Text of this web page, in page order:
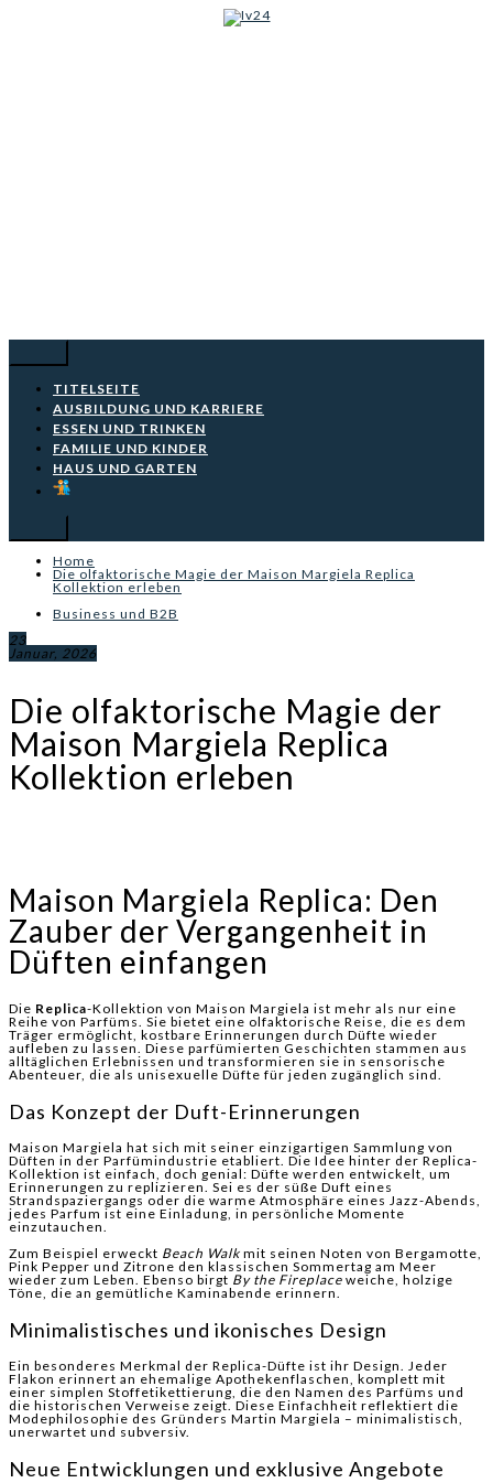
Iv24
TITELSEITE
AUSBILDUNG UND KARRIERE
ESSEN UND TRINKEN
FAMILIE UND KINDER
HAUS UND GARTEN
Home
Die olfaktorische Magie der Maison Margiela Replica
Kollektion erleben
Business und B2B
23
Januar, 2026
Die olfaktorische Magie der
Maison Margiela Replica
Kollektion erleben
Maison Margiela Replica: Den
Zauber der Vergangenheit in
Düften einfangen
Die Replica-Kollektion von Maison Margiela ist mehr als nur eine
Reihe von Parfüms. Sie bietet eine olfaktorische Reise, die es dem
Träger ermöglicht, kostbare Erinnerungen durch Düfte wieder
aufleben zu lassen. Diese parfümierten Geschichten stammen aus
alltäglichen Erlebnissen und transformieren sie in sensorische
Abenteuer, die als unisexuelle Düfte für jeden zugänglich sind.
Das Konzept der Duft-Erinnerungen
Maison Margiela hat sich mit seiner einzigartigen Sammlung von
Düften in der Parfümindustrie etabliert. Die Idee hinter der Replica-
Kollektion ist einfach, doch genial: Düfte werden entwickelt, um
Erinnerungen zu replizieren. Sei es der süße Duft eines
Strandspaziergangs oder die warme Atmosphäre eines Jazz-Abends,
jedes Parfum ist eine Einladung, in persönliche Momente
einzutauchen.
Zum Beispiel erweckt Beach Walk mit seinen Noten von Bergamotte,
Pink Pepper und Zitrone den klassischen Sommertag am Meer
wieder zum Leben. Ebenso birgt By the Fireplace weiche, holzige
Töne, die an gemütliche Kaminabende erinnern.
Minimalistisches und ikonisches Design
Ein besonderes Merkmal der Replica-Düfte ist ihr Design. Jeder
Flakon erinnert an ehemalige Apothekenflaschen, komplett mit
einer simplen Stoffetikettierung, die den Namen des Parfüms und
die historischen Verweise zeigt. Diese Einfachheit reflektiert die
Modephilosophie des Gründers Martin Margiela – minimalistisch,
unerwartet und subversiv.
Neue Entwicklungen und exklusive Angebote